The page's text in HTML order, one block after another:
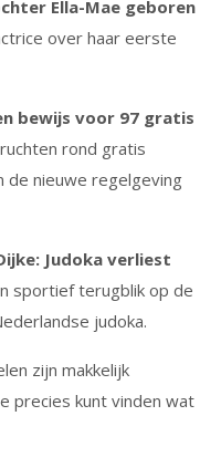
Ella-Mae geboren
over haar eerste
bewijs voor 97 gratis
rond gratis
nieuwe regelgeving
Judoka verliest
sportief terugblik op de
judoka.
zijn makkelijk
precies kunt vinden wat